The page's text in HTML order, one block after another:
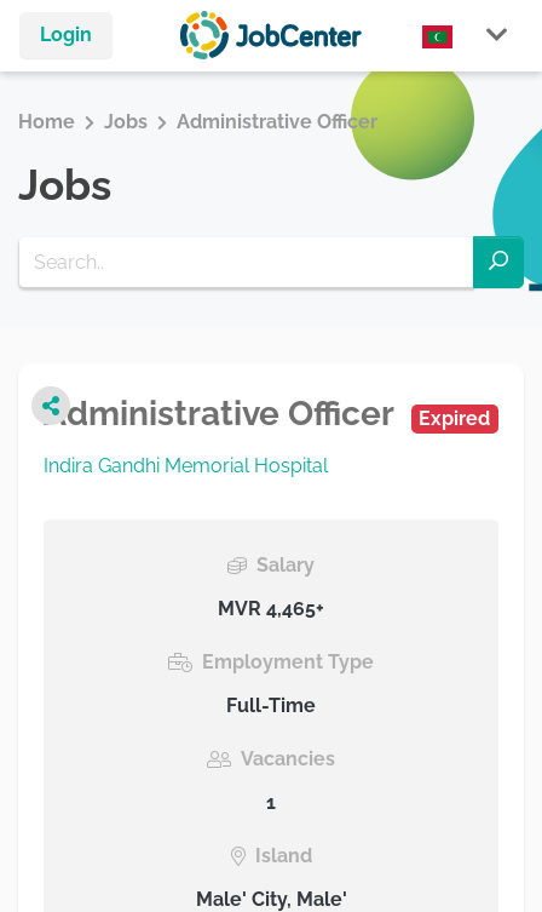
Login
Home Jobs Administrative Officer
Jobs
Administrative Officer Expired
Indira Gandhi Memorial Hospital
Salary
MVR 4,465+
Employment Type
Full-Time
Vacancies
1
Island
Male' City, Male'